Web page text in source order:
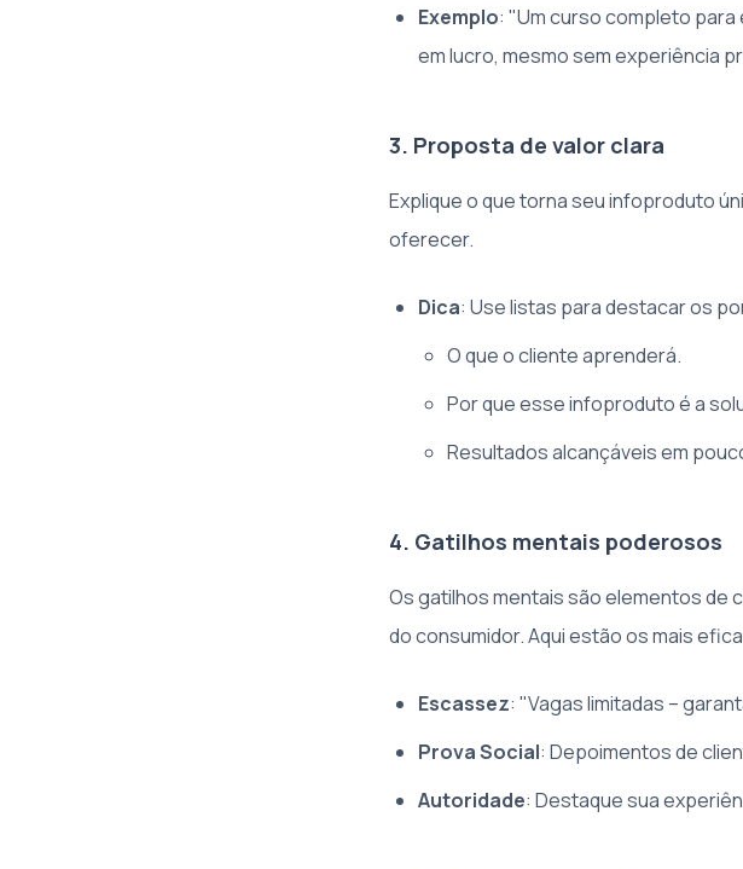
Exemplo: "Um curso completo
em lucro, mesmo sem experiência
3. Proposta de valor clara
Explique o que torna seu infoproduto
oferecer.
Dica: Use listas para destacar os
O que o cliente aprenderá.
Por que esse infoproduto é a
Resultados alcançáveis em
4. Gatilhos mentais poderosos
Os gatilhos mentais são elementos de
do consumidor. Aqui estão os mais
Escassez: "Vagas limitadas –
Prova Social: Depoimentos de
Autoridade: Destaque sua